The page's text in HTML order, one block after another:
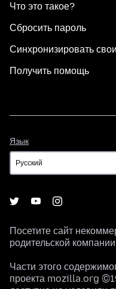
Что это такое?
Сбросить пароль
Синхронизировать
Получить помощь
Язык
Посетите сайт
родительской
Части этого
проекта mozilla.org